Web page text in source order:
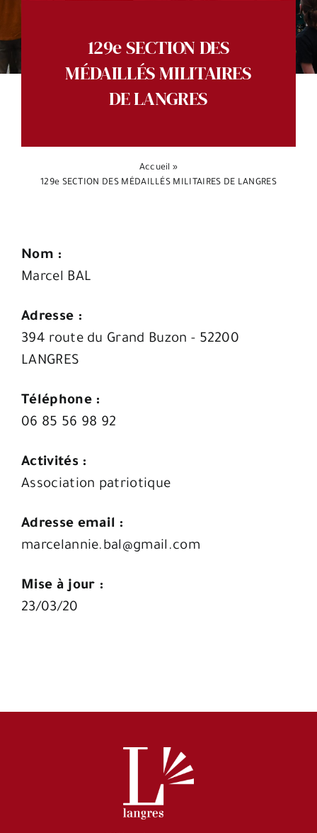
129e SECTION DES
MÉDAILLÉS MILITAIRES
DE LANGRES
Accueil »
129e SECTION DES MÉDAILLÉS MILITAIRES DE LANGRES
Nom :
Marcel BAL
Adresse :
394 route du Grand Buzon - 52200
LANGRES
Téléphone :
06 85 56 98 92
Activités :
Association patriotique
Adresse email :
marcelannie.bal@gmail.com
Mise à jour :
23/03/20